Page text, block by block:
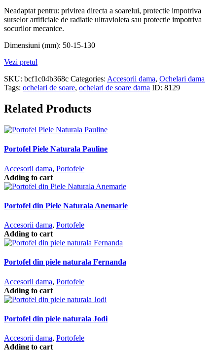
Neadaptat pentru: privirea directa a soarelui, protectie impotriva
surselor artificiale de radiatie ultravioleta sau protectie impotriva
socurilor mecanice.
Dimensiuni (mm): 50-15-130
Vezi pretul
SKU: bcf1c04b368c Categories: Accesorii dama, Ochelari dama
Tags: ochelari de soare, ochelari de soare dama ID: 8129
Related Products
Portofel Piele Naturala Pauline
Accesorii dama, Portofele
Adding to cart
Portofel din Piele Naturala Anemarie
Accesorii dama, Portofele
Adding to cart
Portofel din piele naturala Fernanda
Accesorii dama, Portofele
Adding to cart
Portofel din piele naturala Jodi
Accesorii dama, Portofele
Adding to cart